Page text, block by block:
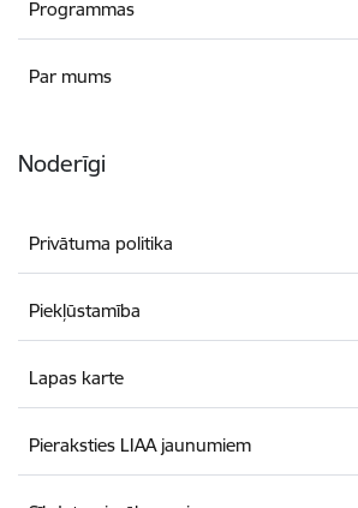
Programmas
Par mums
Noderīgi
Privātuma politika
Piekļūstamība
Lapas karte
Pieraksties LIAA jaunumiem